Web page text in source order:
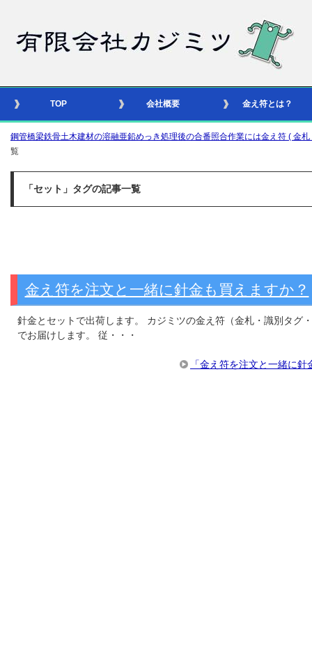
TOP 会社概要 金え符とは？
鋼管橋梁鉄骨土木建材の溶融亜鉛めっき処理後の合番照合作業には金え符 ( 金
覧
「セット」タグの記事一覧
金え符を注文と一緒に針金も買えますか？
針金とセットで出荷します。 カジミツの金え符（金札・識別タグ
でお届けします。 従・・・
「金え符を注文と一緒に